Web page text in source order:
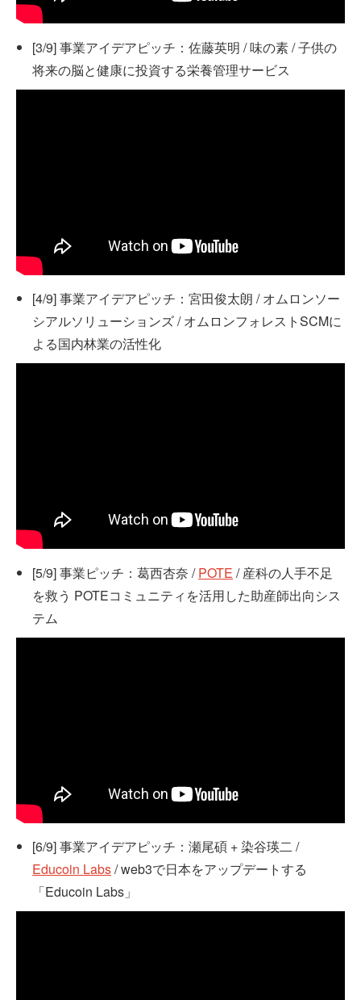
[3/9] 事業アイデアピッチ：佐藤英明 / 味の素 / 子供の
将来の脳と健康に投資する栄養管理サービス
[4/9] 事業アイデアピッチ：宮田俊太朗 / オムロンソー
シアルソリューションズ / オムロンフォレストSCMに
よる国内林業の活性化
[5/9] 事業ピッチ：葛西杏奈 /POTE / 産科の人手不足
を救う POTEコミュニティを活用した助産師出向シス
テム
[6/9] 事業アイデアピッチ：瀬尾碩 + 染谷瑛二 /
Educoin Labs/ web3で日本をアップデートする
「Educoin Labs」